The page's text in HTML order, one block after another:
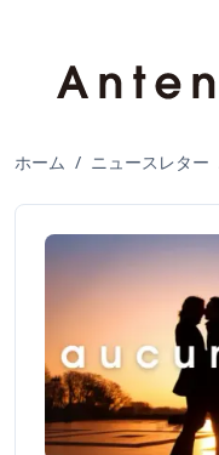
ホーム / ニュースレター